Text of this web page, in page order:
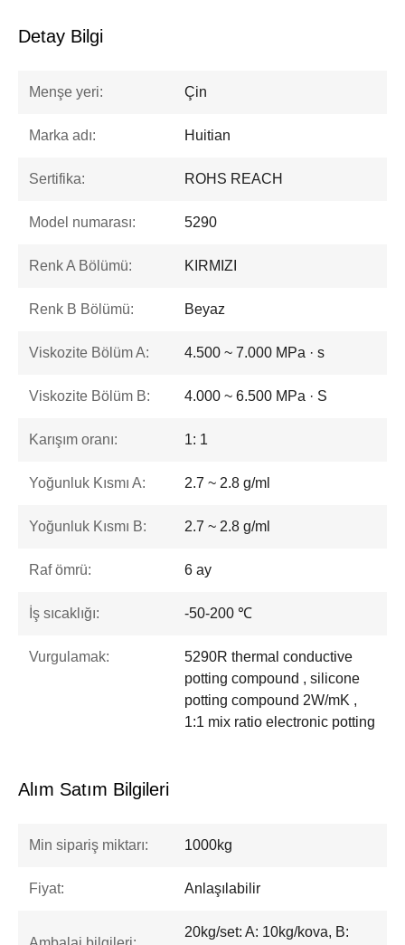
Detay Bilgi
Menşe yeri: Çin
Marka adı: Huitian
Sertifika: ROHS REACH
Model numarası: 5290
Renk A Bölümü: KIRMIZI
Renk B Bölümü: Beyaz
Viskozite Bölüm A: 4.500 ~ 7.000 MPa · s
Viskozite Bölüm B: 4.000 ~ 6.500 MPa · S
Karışım oranı: 1: 1
Yoğunluk Kısmı A: 2.7 ~ 2.8 g/ml
Yoğunluk Kısmı B: 2.7 ~ 2.8 g/ml
Raf ömrü: 6 ay
İş sıcaklığı: -50-200 ℃
Vurgulamak:
5290R thermal conductive
potting compound , silicone
potting compound 2W/mK ,
1:1 mix ratio electronic potting
Alım Satım Bilgileri
Min sipariş miktarı: 1000kg
Fiyat: Anlaşılabilir
20kg/set: A: 10kg/kova, B: